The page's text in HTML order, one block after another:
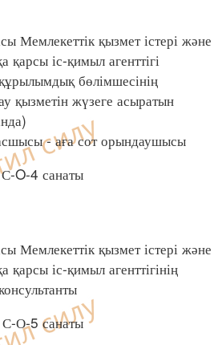
Мемлекеттік қызмет істері және
іс-қимыл агенттігі
бөлімшесінің
қызметін жүзеге асыратын
- аға сот орындаушысы
С-O-4 санаты
Мемлекеттік қызмет істері және
іс-қимыл агенттігінің
С-О-5 санаты